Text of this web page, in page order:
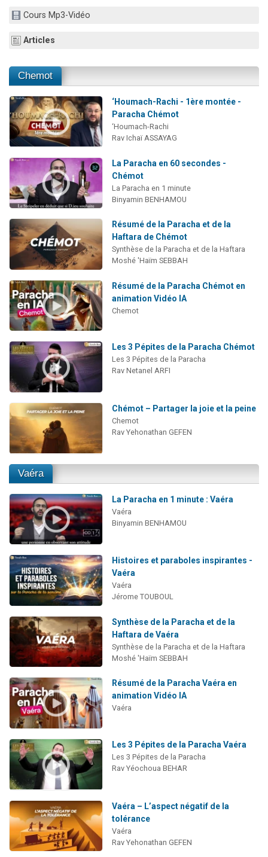
Cours Mp3-Vidéo
Articles
Chemot
‘Houmach-Rachi - 1ère montée -
Paracha Chémot
‘Houmach-Rachi
Rav Ichaï ASSAYAG
La Paracha en 60 secondes -
Chémot
La Paracha en 1 minute
Binyamin BENHAMOU
Résumé de la Paracha et de la
Haftara de Chémot
Synthèse de la Paracha et de la Haftara
Moshé 'Haïm SEBBAH
Résumé de la Paracha Chémot en
animation Vidéo IA
Chemot
Les 3 Pépites de la Paracha Chémot
Les 3 Pépites de la Paracha
Rav Netanel ARFI
Chémot – Partager la joie et la peine
Chemot
Rav Yehonathan GEFEN
Vaéra
La Paracha en 1 minute : Vaéra
Vaéra
Binyamin BENHAMOU
Histoires et paraboles inspirantes -
Vaéra
Vaéra
Jérome TOUBOUL
Synthèse de la Paracha et de la
Haftara de Vaéra
Synthèse de la Paracha et de la Haftara
Moshé 'Haïm SEBBAH
Résumé de la Paracha Vaéra en
animation Vidéo IA
Vaéra
Les 3 Pépites de la Paracha Vaéra
Les 3 Pépites de la Paracha
Rav Yéochoua BEHAR
Vaéra – L’aspect négatif de la
tolérance
Vaéra
Rav Yehonathan GEFEN